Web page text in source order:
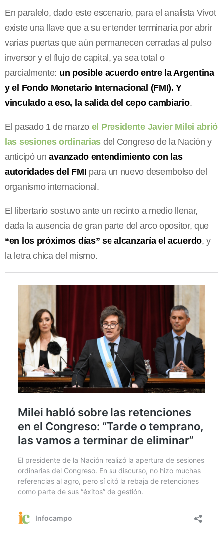
En paralelo, dado este escenario, para el analista Vivot
existe una llave que a su entender terminaría por abrir
varias puertas que aún permanecen cerradas al pulso
inversor y el flujo de capital, ya sea total o
parcialmente: un posible acuerdo entre la Argentina
y el Fondo Monetario Internacional (FMI). Y
vinculado a eso, la salida del cepo cambiario.
El pasado 1 de marzo el Presidente Javier Milei abrió
las sesiones ordinarias del Congreso de la Nación y
anticipó unavanzado entendimiento con las
autoridades del FMI para un nuevo desembolso del
organismo internacional.
El libertario sostuvo ante un recinto a medio llenar,
dada la ausencia de gran parte del arco opositor, que
“en los próximos días” se alcanzaría el acuerdo, y
la letra chica del mismo.